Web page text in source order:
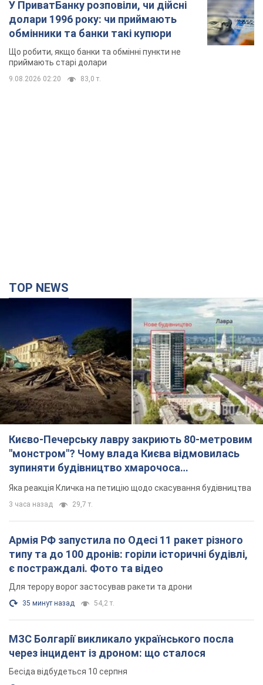
"монстром"? Чому влада Києва відмовилась
зупиняти будівництво хмарочоса
Яка реакція Кличка на петицію щодо скасування будівництва
3 часа назад 29,7 т.
Армія РФ запустила по Одесі 11 ракет різного
типу та до 100 дронів: горіли історичні будівлі,
є постраждалі. Фото та відео
Для терору ворог застосував ракети та дрони
35 минут назад 54,2 т.
МЗС Болгарії викликало українського посла
через інцидент із дроном: що сталося
Бесіда відбудеться 10 серпня
3 часа назад 4,8 т.